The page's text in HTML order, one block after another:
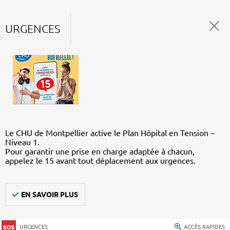
URGENCES
Le CHU de Montpellier active le Plan Hôpital en Tension –
Niveau 1.
Pour garantir une prise en charge adaptée à chacun,
appelez le 15 avant tout déplacement aux urgences.
EN SAVOIR PLUS
URGENCES ACCÈS RAPIDES